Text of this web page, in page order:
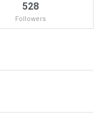
528
Followers